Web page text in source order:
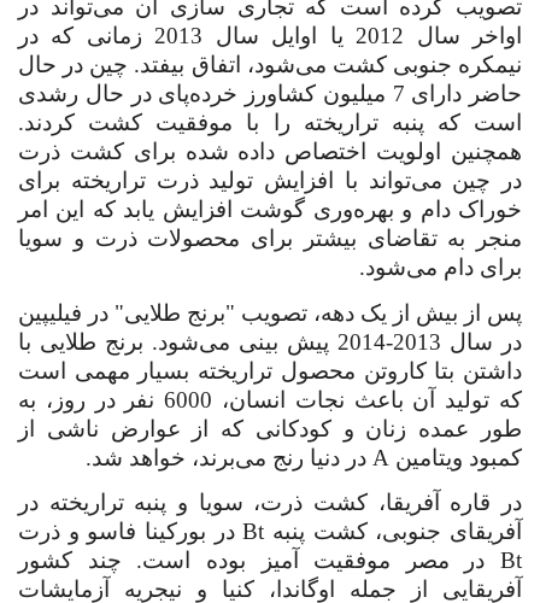
تصویب کرده است که تجاری سازی آن می‌تواند در
اواخر سال 2012 یا اوایل سال 2013 زمانی که در
نیمکره جنوبی کشت می‌شود، اتفاق بیفتد. چین در حال
حاضر دارای 7 میلیون کشاورز خرده‌پای در حال رشدی
است که پنبه تراریخته را با موفقیت کشت کردند.
همچنین اولویت اختصاص داده شده برای کشت ذرت
در چین می‌تواند با افزایش تولید ذرت تراریخته برای
خوراک دام و بهره‌وری گوشت افزایش یابد که این امر
منجر به تقاضای بیشتر برای محصولات ذرت و سویا
برای دام می‌شود.
پس از بیش از یک دهه، تصویب "برنج طلایی" در فیلیپین
در سال 2013-2014 پیش بینی می‌شود. برنج طلایی با
داشتن بتا کاروتن محصول تراریخته بسیار مهمی است
که
تولید آن باعث نجات انسان، 6000 نفر در روز، به
طور عمده زنان و کودکانی که از عوارض ناشی از
کمبود ویتامین A در دنیا رنج می‌برند، خواهد شد.
در قاره آفریقا، کشت ذرت، سویا و پنبه تراریخته در
آفریقای جنوبی، کشت پنبه Btدر بورکینا فاسو و ذرت
Bt در مصر موفقیت آمیز بوده است. چند کشور
آفریقایی از جمله اوگاندا، کنیا و نیجریه آزمایشات